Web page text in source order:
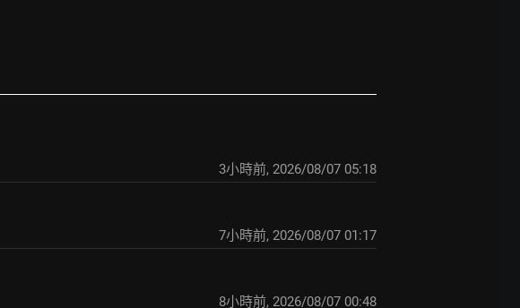
3小時前, 2026/08/07 05:18
7小時前, 2026/08/07 01:17
8小時前, 2026/08/07 00:48